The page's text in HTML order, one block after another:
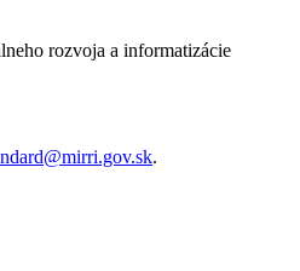
rozvoja a informatizácie
.